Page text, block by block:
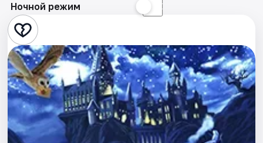
Театр
Стендап
Выставки
Квесты
Экскурсии
Ночной режим ☾